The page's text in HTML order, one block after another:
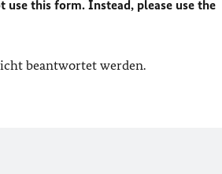
this form. Instead, please use the
beantwortet werden.